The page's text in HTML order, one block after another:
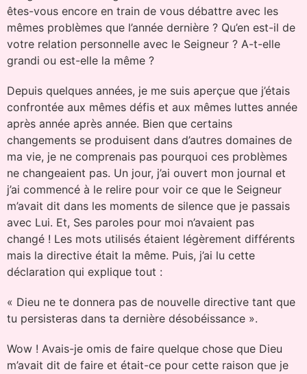
êtes-vous encore en train de vous débattre avec les
mêmes problèmes que l’année dernière ? Qu’en est-il de
votre relation personnelle avec le Seigneur ? A-t-elle
grandi ou est-elle la même ?
Depuis quelques années, je me suis aperçue que j’étais
confrontée aux mêmes défis et aux mêmes luttes année
après année après année. Bien que certains
changements se produisent dans d’autres domaines de
ma vie, je ne comprenais pas pourquoi ces problèmes
ne changeaient pas. Un jour, j’ai ouvert mon journal et
j’ai commencé à le relire pour voir ce que le Seigneur
m’avait dit dans les moments de silence que je passais
avec Lui. Et, Ses paroles pour moi n’avaient pas
changé ! Les mots utilisés étaient légèrement différents
mais la directive était la même. Puis, j’ai lu cette
déclaration qui explique tout :
« Dieu ne te donnera pas de nouvelle directive tant que
tu persisteras dans ta dernière désobéissance ».
Wow ! Avais-je omis de faire quelque chose que Dieu
m’avait dit de faire et était-ce pour cette raison que je